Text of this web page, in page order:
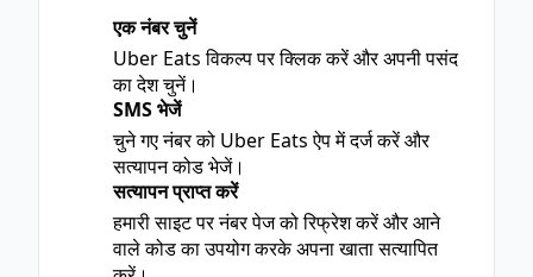
एक नंबर चुनें
Uber Eats विकल्प पर क्लिक करें और अपनी पसंद
का देश चुनें।
SMS भेजें
चुने गए नंबर को Uber Eats ऐप में दर्ज करें और
सत्यापन कोड भेजें।
सत्यापन प्राप्त करें
हमारी साइट पर नंबर पेज को रिफ्रेश करें और आने
वाले कोड का उपयोग करके अपना खाता सत्यापित